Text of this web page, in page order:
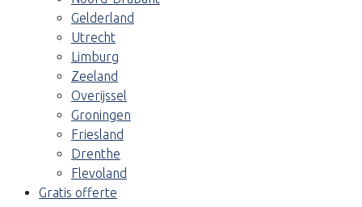
Gelderland
Utrecht
Limburg
Zeeland
Overijssel
Groningen
Friesland
Drenthe
Flevoland
Gratis offerte